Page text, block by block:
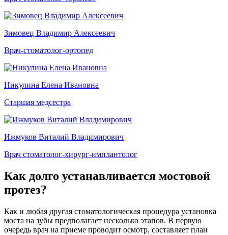
Зимовец Владимир Алексеевич
Врач-стоматолог-ортопед
Никулина Елена Ивановна
Старшая медсестра
Ижмуков Виталий Владимирович
Врач стоматолог-хирург-имплантолог
Как долго устанавливается мостовой
протез?
Как и любая другая стоматологическая процедура установка
моста на зубы предполагает несколько этапов. В первую
очередь врач на приеме проводит осмотр, составляет план